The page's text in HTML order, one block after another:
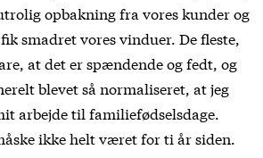
opbakning fra vores kunder og
smadret vores vinduer. De fleste,
at det er spændende og fedt, og
blevet så normaliseret, at jeg
arbejde til familiefødselsdage.
ikke helt været for ti år siden.